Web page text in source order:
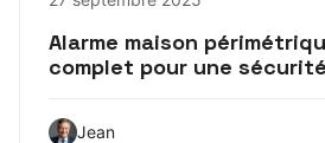
Alarme maison
complet pour une
Jean